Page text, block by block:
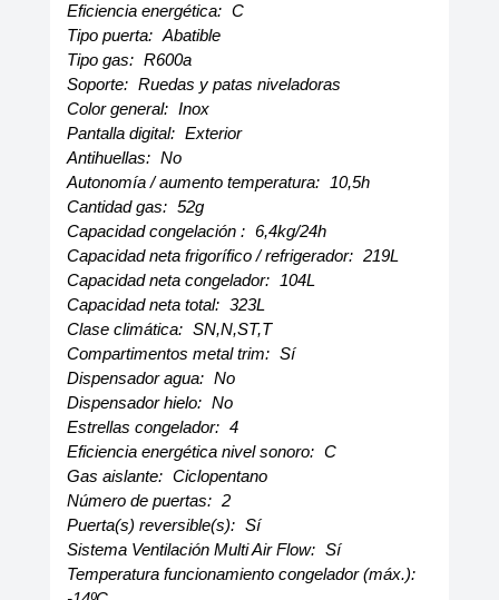
Eficiencia energética: C
Tipo puerta: Abatible
Tipo gas: R600a
Soporte: Ruedas y patas niveladoras
Color general: Inox
Pantalla digital: Exterior
Antihuellas: No
Autonomía / aumento temperatura: 10,5h
Cantidad gas: 52g
Capacidad congelación : 6,4kg/24h
Capacidad neta frigorífico / refrigerador: 219L
Capacidad neta congelador: 104L
Capacidad neta total: 323L
Clase climática: SN,N,ST,T
Compartimentos metal trim: Sí
Dispensador agua: No
Dispensador hielo: No
Estrellas congelador: 4
Eficiencia energética nivel sonoro: C
Gas aislante: Ciclopentano
Número de puertas: 2
Puerta(s) reversible(s): Sí
Sistema Ventilación Multi Air Flow: Sí
Temperatura funcionamiento congelador (máx.):